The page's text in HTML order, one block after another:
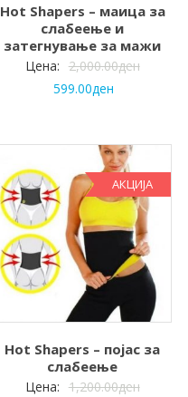
Hot Shapers – маица за
слабеење и
затегнување за мажи
Цена: 2,000.00ден
599.00ден
АКЦИЈА
Hot Shapers – појас за
слабеење
Цена: 1,200.00ден